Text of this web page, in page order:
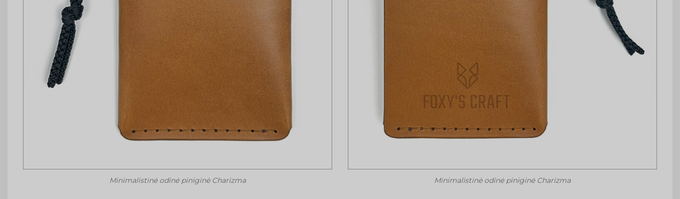
Minimalistinė odinė piniginė Charizma Minimalistinė odinė piniginė Charizma